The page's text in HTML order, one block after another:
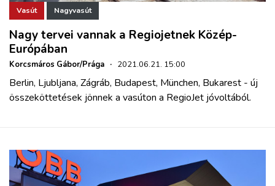
Vasút Nagyvasút
Nagy tervei vannak a Regiojetnek Közép-
Európában
Korcsmáros Gábor/Prága · 2021.06.21. 15:00
Berlin, Ljubljana, Zágráb, Budapest, München, Bukarest - új
összeköttetések jönnek a vasúton a RegioJet jóvoltából.